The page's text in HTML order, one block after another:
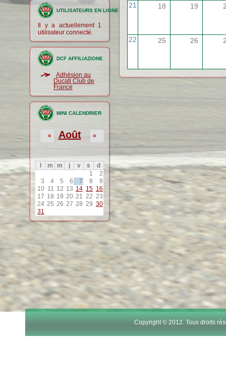
UTILISATEURS EN LIGNE
Il y a actuellement 1
utilisateur connecté.
DCF AFFILIAZIONE
Adhésion au
Ducati Club de
France
MINI CALENDRIER
Août
« »
m m j v s
d
1
2
3
4 5 6 7 8
9
10 11 12 13 14 15 16
17 18 19 20 21 22 23
24 25 26 27 28 29 30
31
21 18 19
22 25 26
Copyright © 2012. Tous droits